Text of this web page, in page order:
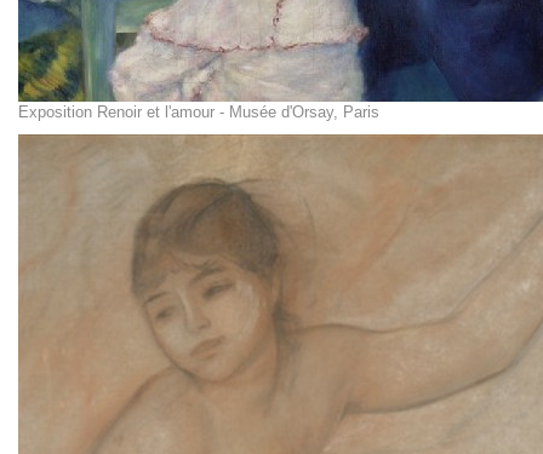
Exposition Renoir et l'amour - Musée d'Orsay, Paris